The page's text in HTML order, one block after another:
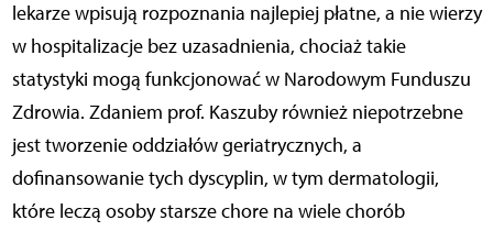
lekarze wpisują rozpoznania najlepiej płatne, a nie wierzy
w hospitalizacje bez uzasadnienia, chociaż takie
statystyki mogą funkcjonować w Narodowym Funduszu
Zdrowia. Zdaniem prof. Kaszuby również niepotrzebne
jest tworzenie oddziałów geriatrycznych, a
dofinansowanie tych dyscyplin, w tym dermatologii,
które leczą osoby starsze chore na wiele chorób